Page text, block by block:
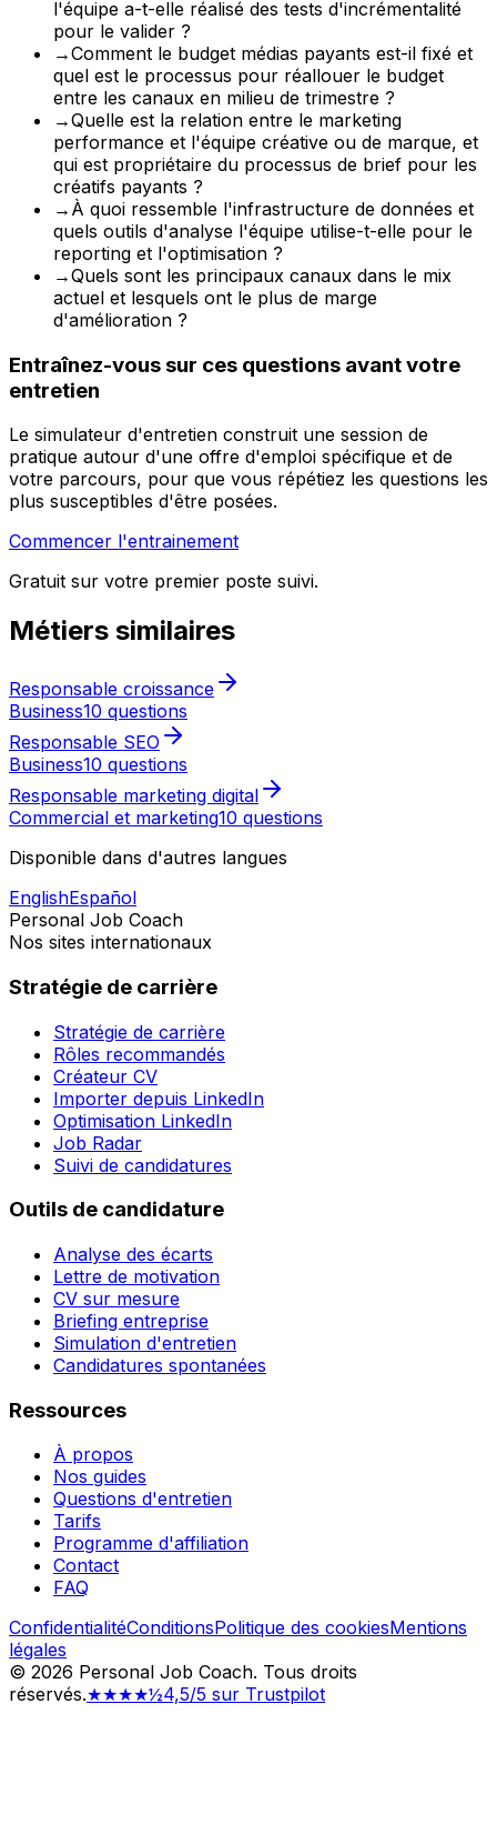
l'équipe a-t-elle réalisé des tests d'incrémentalité
pour le valider ?
→Comment le budget médias payants est-il fixé et
quel est le processus pour réallouer le budget
entre les canaux en milieu de trimestre ?
→Quelle est la relation entre le marketing
performance et l'équipe créative ou de marque, et
qui est propriétaire du processus de brief pour les
créatifs payants ?
→ À quoi ressemble l'infrastructure de données et
quels outils d'analyse l'équipe utilise-t-elle pour le
reporting et l'optimisation ?
→Quels sont les principaux canaux dans le mix
actuel et lesquels ont le plus de marge
d'amélioration ?
Entraînez-vous sur ces questions avant votre
entretien
Le simulateur d'entretien construit une session de
pratique autour d'une offre d'emploi spécifique et de
votre parcours, pour que vous répétiez les questions les
plus susceptibles d'être posées.
Commencer l'entrainement
Gratuit sur votre premier poste suivi.
Métiers similaires
Responsable croissance
Business10 questions
Responsable SEO
Business10 questions
Responsable marketing digital
Commercial et marketing10 questions
Disponible dans d'autres langues
EnglishEspañol
Personal Job Coach
Nos sites internationaux
Stratégie de carrière
Stratégie de carrière
Rôles recommandés
Créateur CV
Importer depuis LinkedIn
Optimisation LinkedIn
Job Radar
Suivi de candidatures
Outils de candidature
Analyse des écarts
Lettre de motivation
CV sur mesure
Briefing entreprise
Simulation d'entretien
Candidatures spontanées
Ressources
À propos
Nos guides
Questions d'entretien
Tarifs
Programme d'affiliation
Contact
FAQ
ConfidentialitéConditionsPolitique des cookiesMentions
légales
© 2026 Personal Job Coach. Tous droits
réservés.★★★★½4,5/5 sur Trustpilot